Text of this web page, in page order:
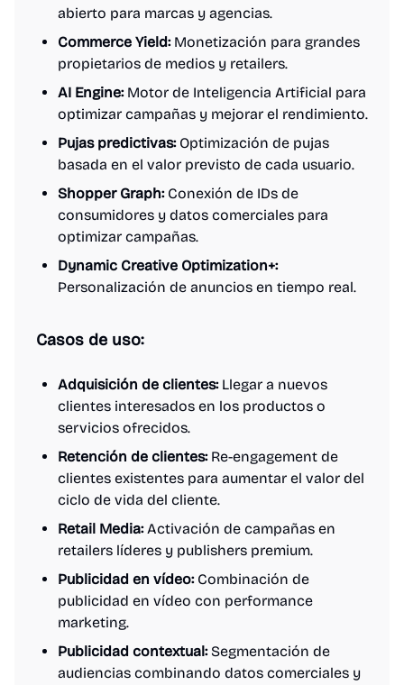
abierto para marcas y agencias.
Commerce Yield:Monetización para grandes
propietarios de medios y retailers.
AI Engine:Motor de Inteligencia Artificial para
optimizar campañas y mejorar el rendimiento.
Pujas predictivas:Optimización de pujas
basada en el valor previsto de cada usuario.
Shopper Graph:Conexión de IDs de
consumidores y datos comerciales para
optimizar campañas.
Dynamic Creative Optimization+:
Personalización de anuncios en tiempo real.
Casos de uso:
Adquisición de clientes:Llegar a nuevos
clientes interesados en los productos o
servicios ofrecidos.
Retención de clientes:Re-engagement de
clientes existentes para aumentar el valor del
ciclo de vida del cliente.
Retail Media:Activación de campañas en
retailers líderes y publishers premium.
Publicidad en vídeo:Combinación de
publicidad en vídeo con performance
marketing.
Publicidad contextual:Segmentación de
audiencias combinando datos comerciales y